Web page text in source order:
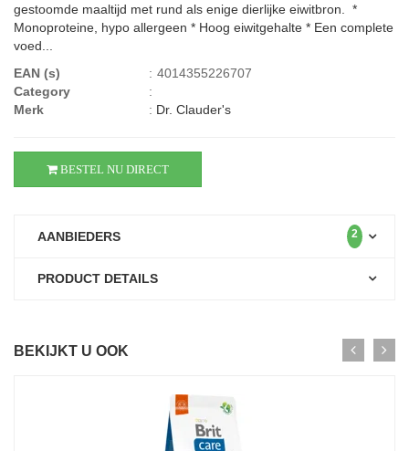
gestoomde maaltijd met rund als enige dierlijke eiwitbron. *
Monoproteine, hypo allergeen * Hoog eiwitgehalte * Een complete
voed...
EAN (s)
: 4014355226707
Category
:
Merk
: Dr. Clauder's
BESTEL NU DIRECT
AANBIEDERS 2
PRODUCT DETAILS
BEKIJKT U OOK